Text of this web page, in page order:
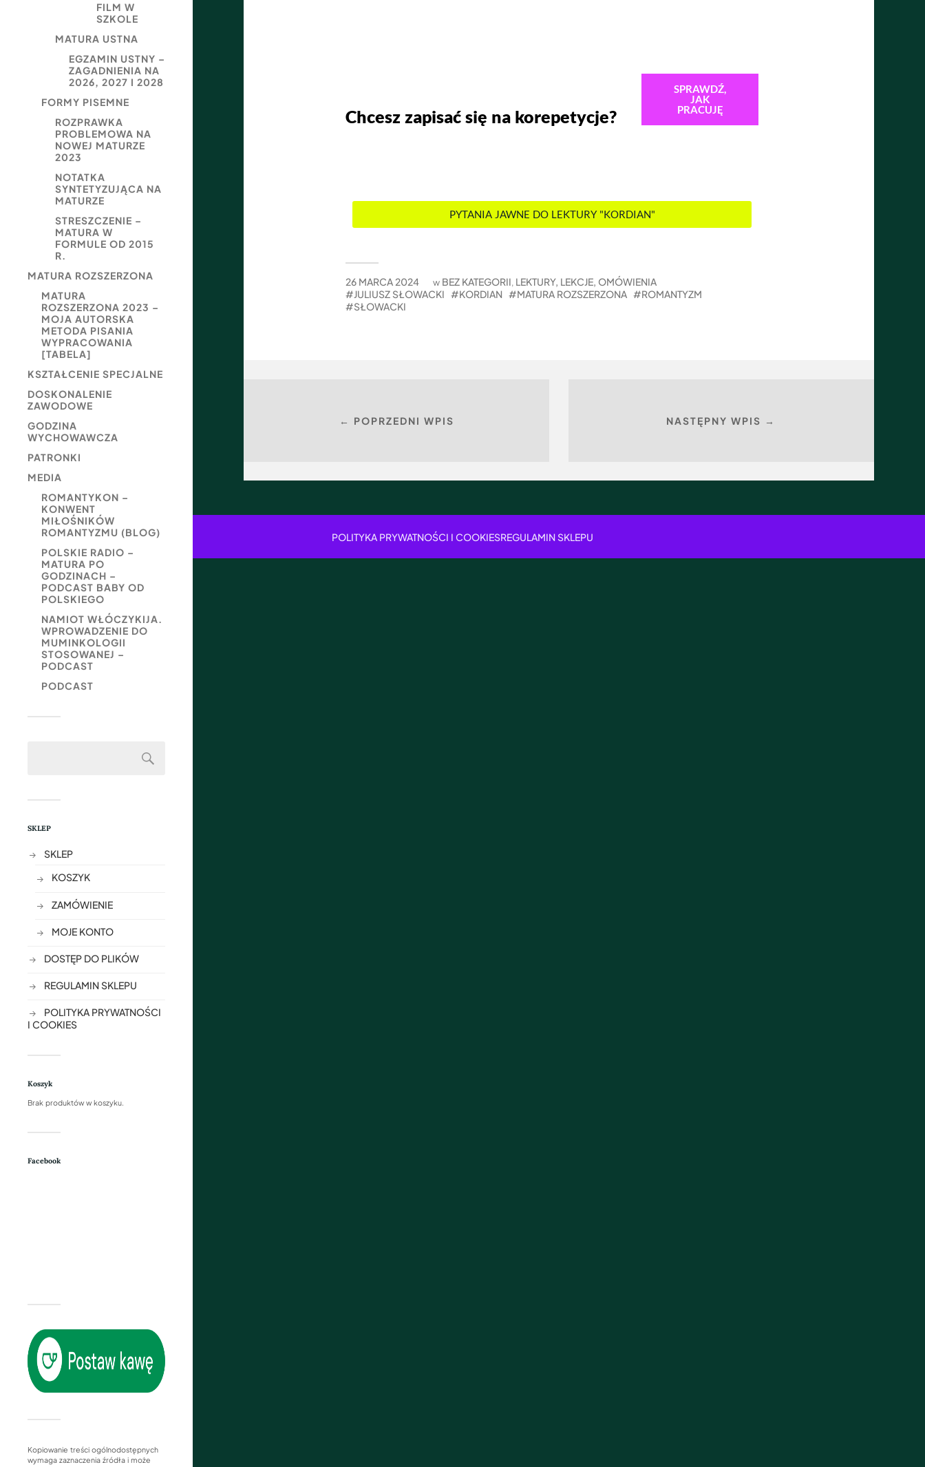
FILM W
SZKOLE
MATURA USTNA
EGZAMIN USTNY –
ZAGADNIENIA NA
2026, 2027 I 2028
FORMY PISEMNE
ROZPRAWKA
PROBLEMOWA NA
NOWEJ MATURZE
2023
NOTATKA
SYNTETYZUJĄCA NA
MATURZE
STRESZCZENIE –
MATURA W
FORMULE OD 2015
R.
MATURA ROZSZERZONA
MATURA
ROZSZERZONA 2023 –
MOJA AUTORSKA
METODA PISANIA
WYPRACOWANIA
[TABELA]
KSZTAŁCENIE SPECJALNE
DOSKONALENIE
ZAWODOWE
GODZINA
WYCHOWAWCZA
PATRONKI
MEDIA
ROMANTYKON –
KONWENT
MIŁOŚNIKÓW
ROMANTYZMU (BLOG)
POLSKIE RADIO –
MATURA PO
GODZINACH –
PODCAST BABY OD
POLSKIEGO
NAMIOT WŁÓCZYKIJA.
WPROWADZENIE DO
MUMINKOLOGII
STOSOWANEJ –
PODCAST
PODCAST
SKLEP
SKLEP
KOSZYK
ZAMÓWIENIE
MOJE KONTO
DOSTĘP DO PLIKÓW
REGULAMIN SKLEPU
POLITYKA PRYWATNOŚCI
I COOKIES
Koszyk
Brak produktów w koszyku.
Facebook
Kopiowanie treści ogólnodostępnych
wymaga zaznaczenia źródła i może
Chcesz zapisać się na korepetycje?
SPRAWDŹ,
JAK
PRACUJĘ
PYTANIA JAWNE DO LEKTURY "KORDIAN"
26 MARCA 2024 w BEZ KATEGORII, LEKTURY, LEKCJE, OMÓWIENIA
JULIUSZ SŁOWACKI
KORDIAN MATURA ROZSZERZONA
ROMANTYZM
SŁOWACKI
← POPRZEDNI WPIS NASTĘPNY WPIS →
POLITYKA PRYWATNOŚCI I COOKIESREGULAMIN SKLEPU